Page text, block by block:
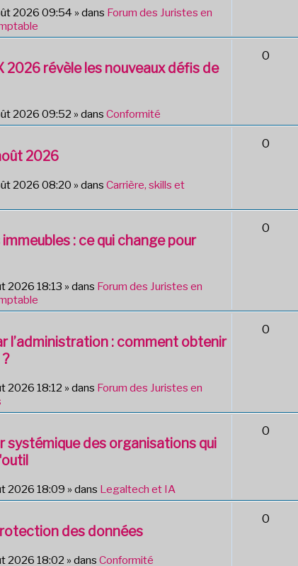
2026 09:54 » dans Forum des Juristes en
2026 révèle les nouveaux défis de
2026 09:52 » dans Conformité
0
2026
2026 08:20 » dans Carrière, skills et
0
: ce qui change pour
2026 18:13 » dans Forum des Juristes en
0
l’administration : comment obtenir
2026 18:12 » dans Forum des Juristes en
0
systémique des organisations qui
2026 18:09 » dans Legaltech et IA
0
des données
2026 18:02 » dans Conformité
0